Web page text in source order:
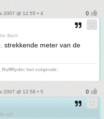
2007 @ 12:55 • 4
Bitch
strekkende meter van de
het volgende:
2007 @ 12:58 • 5
up!